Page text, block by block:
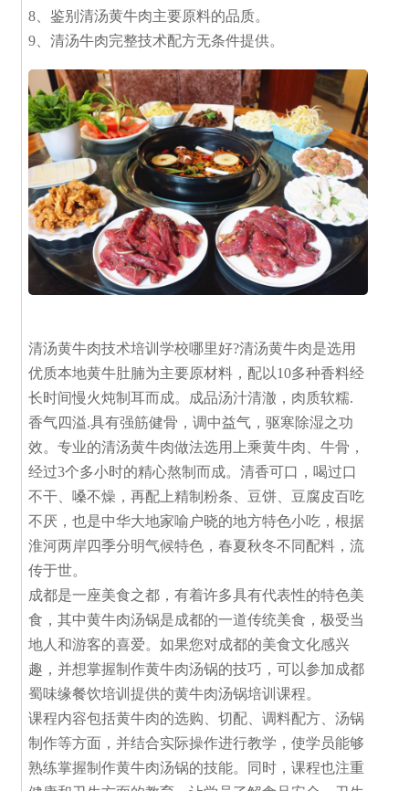
8、鉴别清汤黄牛肉主要原料的品质。
9、清汤牛肉完整技术配方无条件提供。
清汤黄牛肉技术培训学校哪里好?清汤黄牛肉是选用
优质本地黄牛肚腩为主要原材料，配以10多种香料经
长时间慢火炖制耳而成。成品汤汁清澈，肉质软糯.
香气四溢.具有强筋健骨，调中益气，驱寒除湿之功
效。专业的清汤黄牛肉做法选用上乘黄牛肉、牛骨，
经过3个多小时的精心熬制而成。清香可口，喝过口
不干、嗓不燥，再配上精制粉条、豆饼、豆腐皮百吃
不厌，也是中华大地家喻户晓的地方特色小吃，根据
淮河两岸四季分明气候特色，春夏秋冬不同配料，流
传于世。
成都是一座美食之都，有着许多具有代表性的特色美
食，其中黄牛肉汤锅是成都的一道传统美食，极受当
地人和游客的喜爱。如果您对成都的美食文化感兴
趣，并想掌握制作黄牛肉汤锅的技巧，可以参加成都
蜀味缘餐饮培训提供的黄牛肉汤锅培训课程。
课程内容包括黄牛肉的选购、切配、调料配方、汤锅
制作等方面，并结合实际操作进行教学，使学员能够
熟练掌握制作黄牛肉汤锅的技能。同时，课程也注重